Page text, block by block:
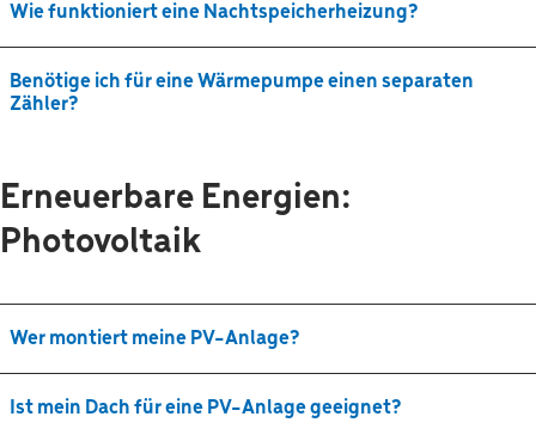
Wie funktioniert eine Nachtspeicherheizung?
Benötige ich für eine Wärmepumpe einen separaten
Zähler?
Erneuerbare Energien:
Photovoltaik
Wer montiert meine PV-Anlage?
Ist mein Dach für eine PV-Anlage geeignet?